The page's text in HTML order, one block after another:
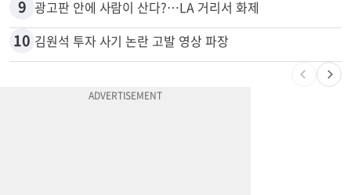
8 변호사시험 중 심정지 온 한인, 뉴욕주 제소
9 광고판 안에 사람이 산다?…LA 거리서 화제